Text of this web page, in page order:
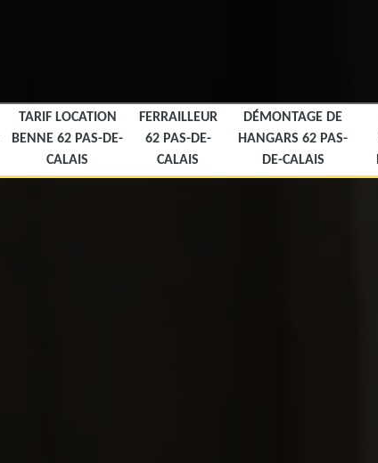
TARIF LOCATION
BENNE 62 PAS-DE-
CALAIS
FERRAILLEUR
62 PAS-DE-
CALAIS
DÉMONTAGE DE
HANGARS 62 PAS-
DE-CALAIS